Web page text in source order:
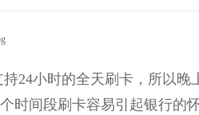
24小时的全天刷卡，所以晚
时间段刷卡容易引起银行的